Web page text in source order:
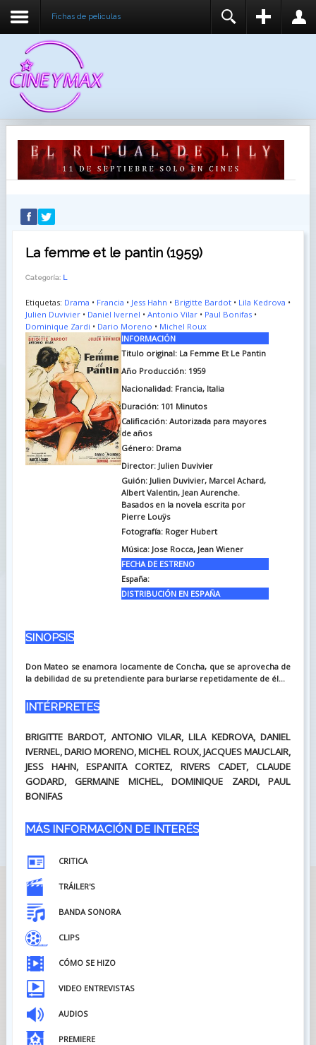
Fichas de peliculas
RECUÉRDEME
IDENTIFICARSE
REGISTER
La femme et le pantin (1959)
Categoría: L
Etiquetas: Drama • Francia • Jess Hahn • Brigitte Bardot• Lila Kedrova •
Julien Duvivier• Daniel Ivernel • Antonio Vilar• Paul Bonifas•
Dominique Zardi • Dario Moreno • Michel Roux
INFORMACIÓN
Titulo original: La Femme Et Le Pantin
Año Producción: 1959
Nacionalidad: Francia, Italia
Duración: 101 Minutos
Calificación: Autorizada para mayores
de años
Género: Drama
Director: Julien Duvivier
Guión: Julien Duvivier, Marcel Achard,
Albert Valentin, Jean Aurenche.
Basados en la novela escrita por
Pierre Louÿs
Fotografía: Roger Hubert
Música: Jose Rocca, Jean Wiener
FECHA DE ESTRENO
España:
DISTRIBUCIÓN EN ESPAÑA
SINOPSIS
Don Mateo se enamora locamente de Concha, que se aprovecha de
la debilidad de su pretendiente para burlarse repetidamente de él...
INTÉRPRETES
BRIGITTE BARDOT, ANTONIO VILAR, LILA KEDROVA, DANIEL
IVERNEL, DARIO MORENO, MICHEL ROUX, JACQUES MAUCLAIR,
JESS HAHN, ESPANITA CORTEZ, RIVERS CADET, CLAUDE
GODARD, GERMAINE MICHEL, DOMINIQUE ZARDI, PAUL
BONIFAS
MÁS INFORMACIÓN DE INTERÉS
CRITICA
TRÁILER'S
BANDA SONORA
CLIPS
CÓMO SE HIZO
VIDEO ENTREVISTAS
AUDIOS
PREMIERE